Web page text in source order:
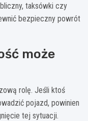
taksówki czy
bezpieczny powrót
może
rolę. Jeśli ktoś
pojazd, powinien
tej sytuacji.